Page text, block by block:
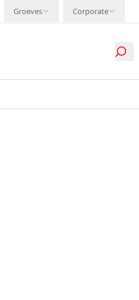
Groeves Corporate